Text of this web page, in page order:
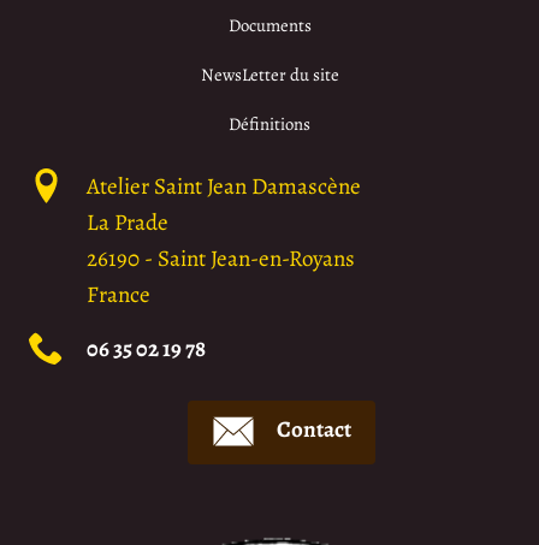
Documents
NewsLetter du site
Définitions
Atelier Saint Jean Damascène
La Prade
26190- Saint Jean-en-Royans
France
06 35 02 19 78
Contact